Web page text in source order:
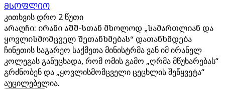
ᲛᲡᲝᲤᲚᲘᲝ
კითხვის დრო 2 წუთი
არაღჩი: ირანი აშშ-სთან მხოლოდ „სამართლიან და
ყოვლისმომცველ შეთანხმებას“ დათანხმდება
ჩინეთის საგარეო საქმეთა მინისტრმა ვან იმ ირანელ
კოლეგას განუცხადა, რომ ომის გამო „ღრმა მწუხარებას“
გრძნობენ და „ყოვლისმომცველი ცეცხლის შეწყვეტა“
აუცილებელია.